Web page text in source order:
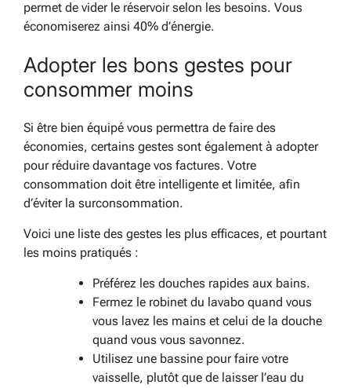
permet de vider le réservoir selon les besoins. Vous
économiserez ainsi 40% d’énergie.
Adopter les bons gestes pour
consommer moins
Si être bien équipé vous permettra de faire des
économies, certains gestes sont également à adopter
pour réduire davantage vos factures. Votre
consommation doit être intelligente et limitée, afin
d’éviter la surconsommation.
Voici une liste des gestes les plus efficaces, et pourtant
les moins pratiqués :
Préférez les douches rapides aux bains.
Fermez le robinet du lavabo quand vous
vous lavez les mains et celui de la douche
quand vous vous savonnez.
Utilisez une bassine pour faire votre
vaisselle, plutôt que de laisser l’eau du